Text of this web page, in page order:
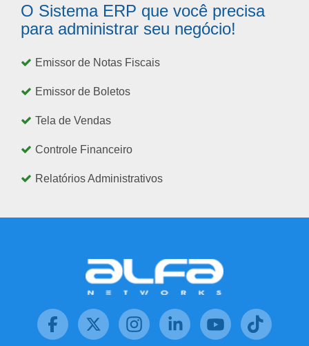
O Sistema ERP que você precisa
para administrar seu negócio!
Emissor de Notas Fiscais
Emissor de Boletos
Tela de Vendas
Controle Financeiro
Relatórios Administrativos